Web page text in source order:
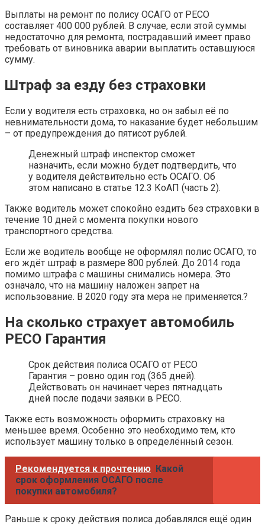
Выплаты на ремонт по полису ОСАГО от РЕСО
составляет 400 000 рублей. В случае, если этой суммы
недостаточно для ремонта, пострадавший имеет право
требовать от виновника аварии выплатить оставшуюся
сумму.
Штраф за езду без страховки
Если у водителя есть страховка, но он забыл её по
невнимательности дома, то наказание будет небольшим
– от предупреждения до пятисот рублей.
Денежный штраф инспектор сможет
назначить, если можно будет подтвердить, что
у водителя действительно есть ОСАГО. Об
этом написано в статье 12.3 КоАП (часть 2).
Также водитель может спокойно ездить без страховки в
течение 10 дней с момента покупки нового
транспортного средства.
Если же водитель вообще не оформлял полис ОСАГО, то
его ждёт штраф в размере 800 рублей. До 2014 года
помимо штрафа с машины снимались номера. Это
означало, что на машину наложен запрет на
использование. В 2020 году эта мера не применяется.?
На сколько страхует автомобиль
РЕСО Гарантия
Срок действия полиса ОСАГО от РЕСО
Гарантия – ровно один год (365 дней).
Действовать он начинает через пятнадцать
дней после подачи заявки в РЕСО.
Также есть возможность оформить страховку на
меньшее время. Особенно это необходимо тем, кто
использует машину только в определённый сезон.
Рекомендуется к прочтению Какой
срок оформления ОСАГО после
покупки автомобиля?
Раньше к сроку действия полиса добавлялся ещё один